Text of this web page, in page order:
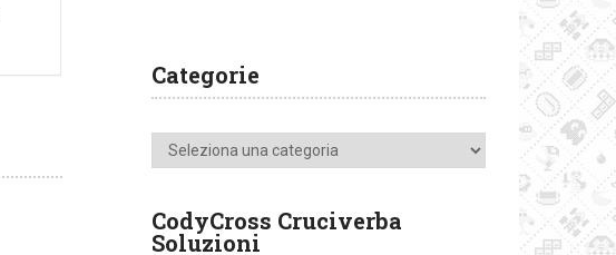
Categorie
Categorie
CodyCross Cruciverba
Soluzioni